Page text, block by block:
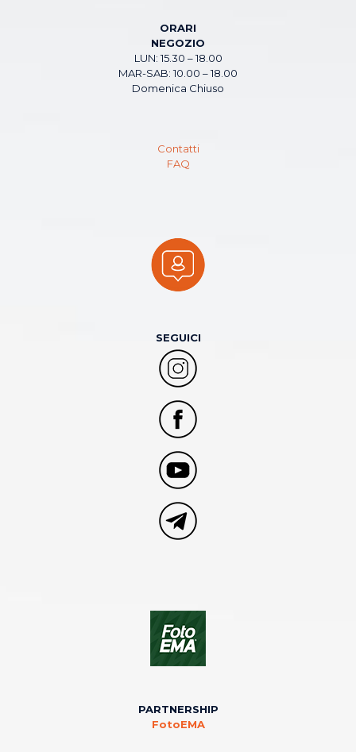
ORARI
NEGOZIO
LUN: 15.30 – 18.00
MAR-SAB: 10.00 – 18.00
Domenica Chiuso
Contatti
FAQ
SEGUICI
PARTNERSHIP
FotoEMA